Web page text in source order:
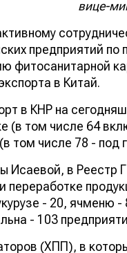
вице-
предприятий
фитосанитарной
в Китай.
в КНР на
(в том числе 64
том числе 78 -
Исаевой, в Реестр
переработке
- 20, ячменю
- 103
(ХПП), в